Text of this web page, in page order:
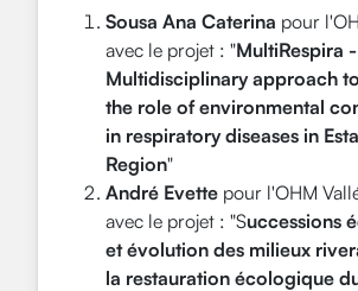
Sousa Ana Caterina pour
avec le projet : "MultiRespira -
Multidisciplinary approach
the role of environmental
in respiratory diseases in
Region"
André Evette pour l'OHM
avec le projet : "Successions
et évolution des milieux
la restauration écologique